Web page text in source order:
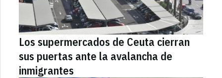
Los supermercados de Ceuta cierran
sus puertas ante la avalancha de
inmigrantes